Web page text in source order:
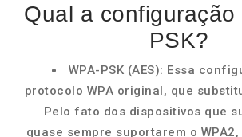
Qual a configuração
PSK?
WPA-PSK (AES): Essa
protocolo WPA original, que
Pelo fato dos dispositivos que
quase sempre suportarem o